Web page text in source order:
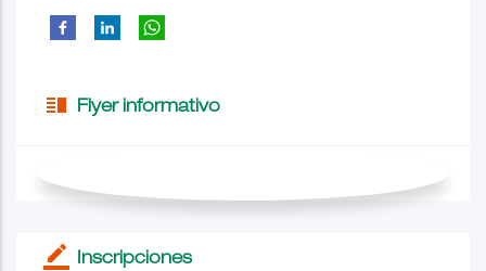
vertical_split Flyer informativo
border_color Inscripciones